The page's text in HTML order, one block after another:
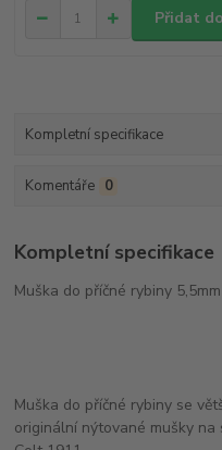
Přidat
Kompletní specifikace
Komentáře 0
Kompletní specifikace
Muška do příčné rybiny 5,5mm
Muška do příčné rybiny se
originální nýtované mušky